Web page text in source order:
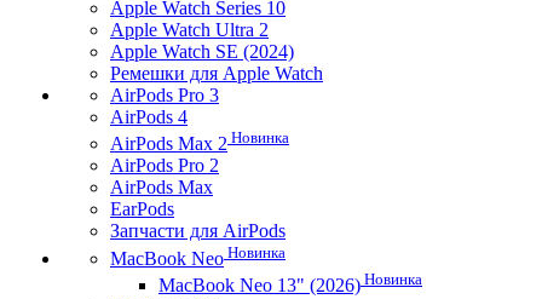
Apple Watch Series 10
Apple Watch Ultra 2
Apple Watch SE (2024)
Ремешки для Apple Watch
AirPods Pro 3
AirPods 4
AirPods Max 2 Новинка
AirPods Pro 2
AirPods Max
EarPods
Запчасти для AirPods
MacBook Neo Новинка
MacBook Neo 13" (2026) Новинка